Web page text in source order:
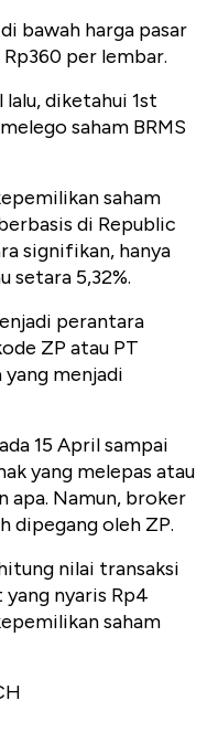
bawah harga pasar
Rp360 per lembar.
diketahui 1st
saham BRMS
saham
di Republic
signifikan, hanya
setara 5,32%.
perantara
ZP atau PT
menjadi
15 April sampai
yang melepas atau
apa. Namun, broker
dipegang oleh ZP.
nilai transaksi
nyaris Rp4
saham